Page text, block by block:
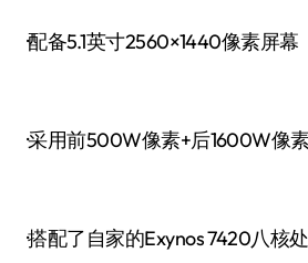
·配备5.1英寸2560×1440像素屏幕
·采用前500W像素+后1600W像
·搭配了自家的Exynos 7420八核